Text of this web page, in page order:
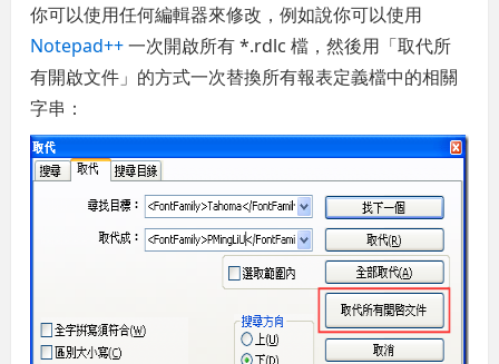
你可以使用任何編輯器來修改，例如說你可以使用
Notepad++一次開啟所有 *.rdlc 檔，然後用「取代所
有開啟文件」的方式一次替換所有報表定義檔中的相關
字串：